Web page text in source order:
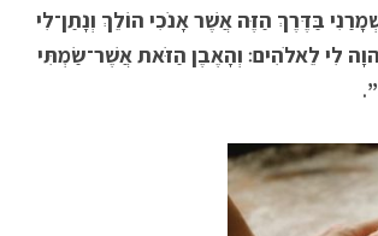
בַּדֶּרֶךְ הַזֶּה אֲשֶׁר אָנֹכִי הוֹלֵךְ וְנָתַן־לִי
לִי לֵאלֹהִים׃ וְהָאֶבֶן הַזֹּאת אֲשֶׁר־שַׂמְתִּי
.